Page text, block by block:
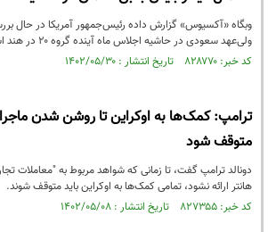
وبگاه «آکسیوس» گزارش داده رئیس‌جمهور آمریکا در حال
ولی‌عهد سعودی در حاشیه اجلاس ماه آینده گروه ۲۰ در هند است.
کد خبر: ۸۲۸۷۷۰ تاریخ انتشار : ۱۴۰۲/۰۵/۳۰
ترامپ: کمک‌ها به اوکراین تا روشن شدن
متوقف شود
دونالد ترامپ گفت، تا زمانی که شواهد مربوط به "معاملات
هانتر ارائه نشود، تمامی کمک‌ها به اوکراین باید متوقف شوند.
کد خبر: ۸۲۷۳۵۵ تاریخ انتشار : ۱۴۰۲/۰۵/۰۸